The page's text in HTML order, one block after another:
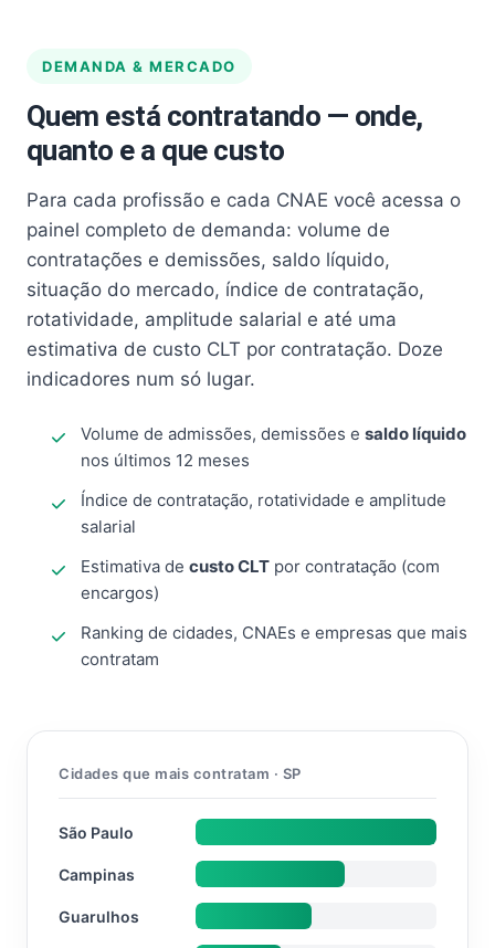
DEMANDA & MERCADO
Quem está contratando — onde,
quanto e a que custo
Para cada profissão e cada CNAE você acessa o
painel completo de demanda: volume de
contratações e demissões, saldo líquido,
situação do mercado, índice de contratação,
rotatividade, amplitude salarial e até uma
estimativa de custo CLT por contratação. Doze
indicadores num só lugar.
Volume de admissões, demissões e saldo líquido
nos últimos 12 meses
Índice de contratação, rotatividade e amplitude
salarial
Estimativa de custo CLT por contratação (com
encargos)
Ranking de cidades, CNAEs e empresas que mais
contratam
Cidades que mais contratam · SP
São Paulo
Campinas
Guarulhos